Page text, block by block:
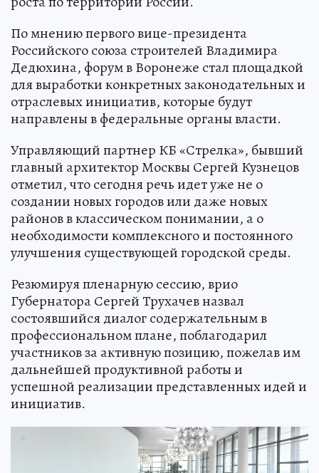
По мнению первого вице-президента
Российского союза строителей Владимира
Дедюхина, форум в Воронеже стал площадкой
для выработки конкретных законодательных и
отраслевых инициатив, которые будут
направлены в федеральные органы власти.
Управляющий партнер КБ «Стрелка», бывший
главный архитектор Москвы Сергей Кузнецов
отметил, что сегодня речь идет уже не о
создании новых городов или даже новых
районов в классическом понимании, а о
необходимости комплексного и постоянного
улучшения существующей городской среды.
Резюмируя пленарную сессию, врио
Губернатора Сергей Трухачев назвал
состоявшийся диалог содержательным в
профессиональном плане, поблагодарил
участников за активную позицию, пожелав им
дальнейшей продуктивной работы и
успешной реализации представленных идей и
инициатив.